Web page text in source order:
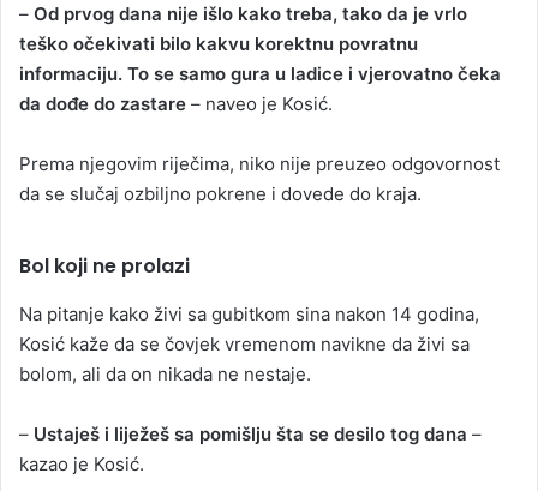
– Od prvog dana nije išlo kako treba, tako da je vrlo
teško očekivati bilo kakvu korektnu povratnu
informaciju. To se samo gura u ladice i vjerovatno čeka
da dođe do zastare – naveo je Kosić.
Prema njegovim riječima, niko nije preuzeo odgovornost
da se slučaj ozbiljno pokrene i dovede do kraja.
Bol koji ne prolazi
Na pitanje kako živi sa gubitkom sina nakon 14 godina,
Kosić kaže da se čovjek vremenom navikne da živi sa
bolom, ali da on nikada ne nestaje.
– Ustaješ i liježeš sa pomišlju šta se desilo tog dana –
kazao je Kosić.